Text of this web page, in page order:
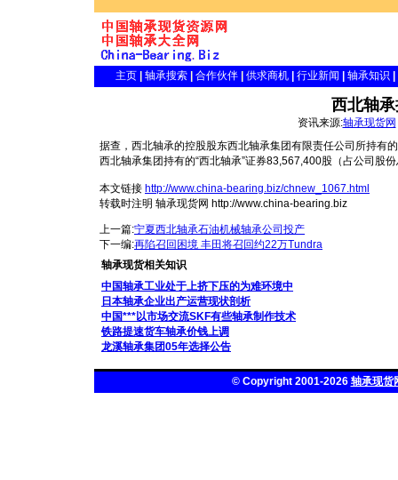
主页 轴承搜索 合作伙伴 供求商机 行业新闻 轴承知识
西北轴
资讯来源:轴承现货网
据查，西北轴承的控股股东西北轴承集团有限责任公司所持有
西北轴承集团持有的“西北轴承”证券83,567,400股（占公司股
本文链接 http://www.china-bearing.biz/chnew_1067.html
转载时注明 轴承现货网 http://www.china-bearing.biz
上一篇:宁夏西北轴承石油机械轴承公司投产
下一编:再陷召回困境 丰田将召回约22万Tundra
轴承现货相关知识
中国轴承工业处于上挤下压的为难环境中
日本轴承企业出产运营现状剖析
中国***以市场交流SKF有些轴承制作技术
铁路提速货车轴承价钱上调
龙溪轴承集团05年选择公告
© Copyright 2001-2026 轴承现货